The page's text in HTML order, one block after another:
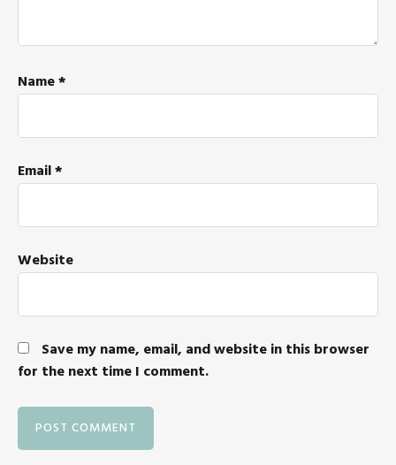
Name*
Email*
Website
Save my name, email, and website in this browser
for the next time I comment.